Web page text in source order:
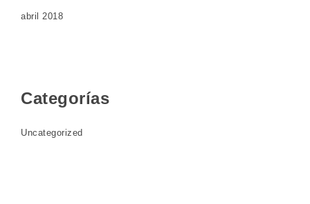
abril 2018
Categorías
Uncategorized